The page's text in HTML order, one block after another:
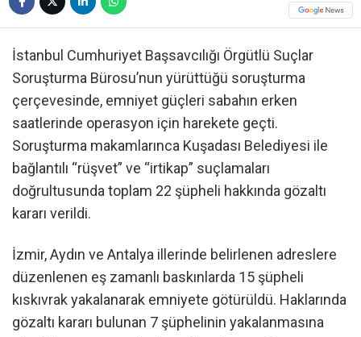
İstanbul Cumhuriyet Başsavcılığı Örgütlü Suçlar
Soruşturma Bürosu’nun yürüttüğü soruşturma
çerçevesinde, emniyet güçleri sabahın erken
saatlerinde operasyon için harekete geçti.
Soruşturma makamlarınca Kuşadası Belediyesi ile
bağlantılı “rüşvet” ve “irtikap” suçlamaları
doğrultusunda toplam 22 şüpheli hakkında gözaltı
kararı verildi.
İzmir, Aydın ve Antalya illerinde belirlenen adreslere
düzenlenen eş zamanlı baskınlarda 15 şüpheli
kıskıvrak yakalanarak emniyete götürüldü. Haklarında
gözaltı kararı bulunan 7 şüphelinin yakalanmasına